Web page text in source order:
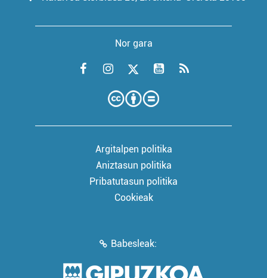
Nor gara
Argitalpen politika
Aniztasun politika
Pribatutasun politika
Cookieak
Babesleak: